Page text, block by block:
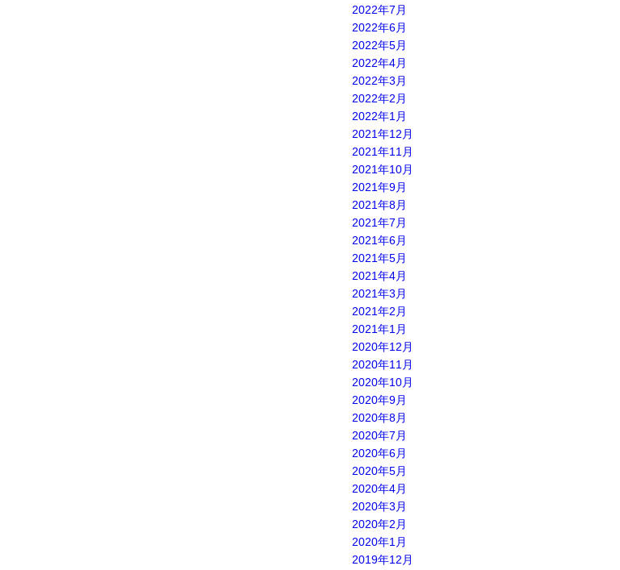
2022年7月
2022年6月
2022年5月
2022年4月
2022年3月
2022年2月
2022年1月
2021年12月
2021年11月
2021年10月
2021年9月
2021年8月
2021年7月
2021年6月
2021年5月
2021年4月
2021年3月
2021年2月
2021年1月
2020年12月
2020年11月
2020年10月
2020年9月
2020年8月
2020年7月
2020年6月
2020年5月
2020年4月
2020年3月
2020年2月
2020年1月
2019年12月